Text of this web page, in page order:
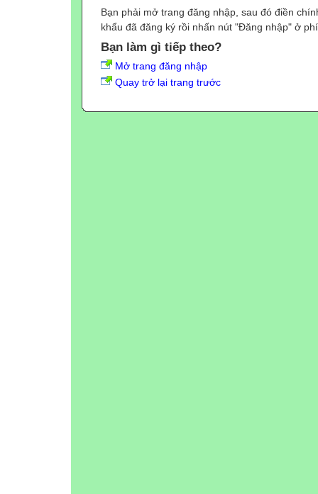
Bạn phải mở trang đăng nhập, sau đó điền
khẩu đã đăng ký rồi nhấn nút "Đăng nhập" ở
Bạn làm gì tiếp theo?
Mở trang đăng nhập
Quay trở lại trang trước